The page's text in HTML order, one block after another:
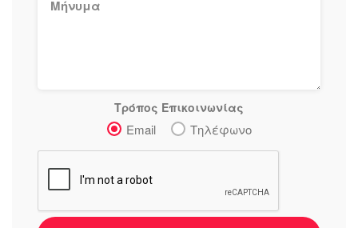
Τρόπος Επικοινωνίας
Email Τηλέφωνο